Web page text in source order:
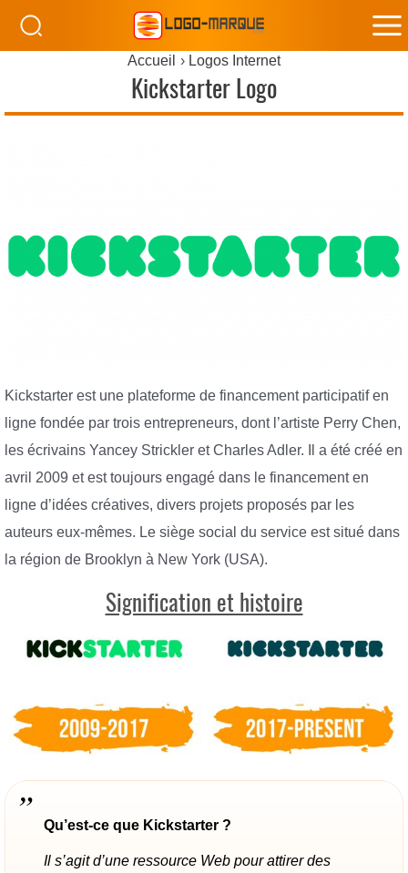
Accueil Logos Internet
Kickstarter Logo
Kickstarter est une plateforme de financement participatif en
ligne fondée par trois entrepreneurs, dont l’artiste Perry Chen,
les écrivains Yancey Strickler et Charles Adler. Il a été créé en
avril 2009 et est toujours engagé dans le financement en
ligne d’idées créatives, divers projets proposés par les
auteurs eux-mêmes. Le siège social du service est situé dans
la région de Brooklyn à New York (USA).
Signification et histoire
Qu’est-ce que Kickstarter ?
Il s’agit d’une ressource Web pour attirer des